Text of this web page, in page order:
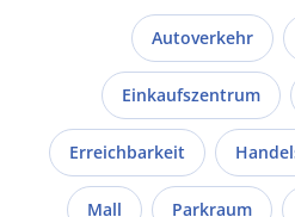
Autoverkehr
Einkaufszentrum
Erreichbarkeit
Mall Parkraum